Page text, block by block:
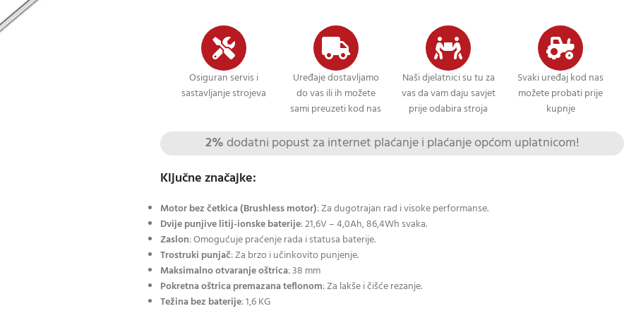
Osiguran servis i
sastavljanje strojeva
Uređaje dostavljamo
do vas ili ih možete
sami preuzeti kod nas
Naši djelatnici su tu za
vas da vam daju savjet
prije odabira stroja
Svaki uređaj kod nas
možete probati prije
kupnje
2% dodatni popust za internet plaćanje i plaćanje općom uplatnicom!
Ključne značajke:
Motor bez četkica (Brushless motor): Za dugotrajan rad i visoke performanse.
Dvije punjive litij-ionske baterije: 21,6V – 4,0Ah, 86,4Wh svaka.
Zaslon: Omogućuje praćenje rada i statusa baterije.
Trostruki punjač: Za brzo i učinkovito punjenje.
Maksimalno otvaranje oštrica: 38 mm
Pokretna oštrica premazana teflonom: Za lakše i čišće rezanje.
Težina bez baterije: 1,6 KG